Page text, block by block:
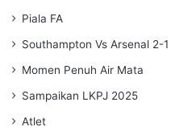
Piala FA
Southampton Vs Arsenal 2-1
Momen Penuh Air Mata
Sampaikan LKPJ 2025
Atlet